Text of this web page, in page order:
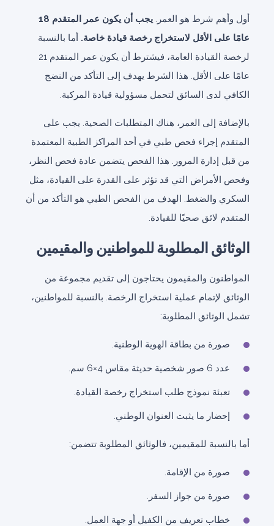
أول وأهم شرط هو العمر.
يجب أن يكون عمر المتقدم 18
عامًا على الأقل لاستخراج رخصة قيادة خاصة. أما بالنسبة
لرخصة القيادة العامة، فيشترط أن يكون عمر المتقدم 21
عامًا على الأقل. هذا الشرط يهدف إلى التأكد من النضج
الكافي لدى السائق لتحمل مسؤولية قيادة المركبة.
بالإضافة إلى العمر، هناك المتطلبات الصحية. يجب على
المتقدم إجراء فحص طبي في أحد المراكز الطبية المعتمدة
من قبل إدارة المرور. هذا الفحص يتضمن عادة فحص النظر،
وفحص الأمراض التي قد تؤثر على القدرة على القيادة، مثل
السكري والضغط. الهدف من الفحص الطبي هو التأكد من أن
المتقدم لائق صحيًا للقيادة.
الوثائق المطلوبة للمواطنين والمقيمين
المواطنون والمقيمون يحتاجون إلى تقديم مجموعة من
الوثائق لإتمام عملية استخراج الرخصة. بالنسبة للمواطنين،
تشمل الوثائق المطلوبة:
صورة من بطاقة الهوية الوطنية.
عدد 6 صور شخصية حديثة مقاس 4×6 سم.
تعبئة نموذج طلب استخراج رخصة القيادة.
إحضار ما يثبت العنوان الوطني.
أما بالنسبة للمقيمين، فالوثائق المطلوبة تتضمن:
صورة من الإقامة.
صورة من جواز السفر.
خطاب تعريف من الكفيل أو جهة العمل.